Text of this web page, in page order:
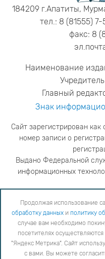
184209 г.Апатиты,
тел.: 8 (81555)
факс: 8
Наименование
Главный
Знак
Сайт зарегистрирован
номер записи о
Выдано Федеральной
информационных
адрес
телефон
Продолжая использование сайта, вы
обработки персональных данных
в ином
данных о посетителях осуществляются с
Сайт использует файлы cookies для
использование cookies или заблокировать
Продолжая использование
обработку данных и политику
случае вам необходимо
посетителях
"Яндекс Метрика". Сайт
с вами. Вы можете